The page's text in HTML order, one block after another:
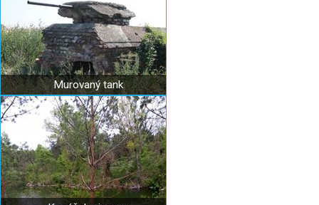
Murovaný tank